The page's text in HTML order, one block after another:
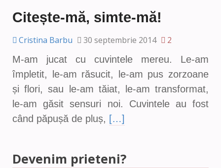
Citește-mă, simte-mă!
Cristina Barbu 30 septembrie 2014
2
M-am jucat cu cuvintele mereu. Le-am
împletit, le-am răsucit, le-am pus zorzoane
și flori, sau le-am tăiat, le-am transformat,
le-am găsit sensuri noi. Cuvintele au fost
când păpușă de pluș, […]
Devenim prieteni?